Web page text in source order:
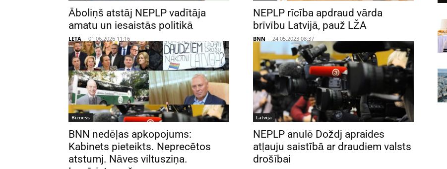
Āboliņš atstāj NEPLP vadītāja
amatu un iesaistās politikā
LETA - 01.06.2026 11:16
NEPLP rīcība apdraud vārda
brīvību Latvijā, pauž LŽA
BNN - 24.05.2023 08:37
Bizness
BNN nedēļas apkopojums:
Kabinets pieteikts. Neprecētos
atstumj. Nāves viltusziņa.
Latvija
NEPLP anulē Doždj apraides
atļauju saistībā ar draudiem valsts
drošībai